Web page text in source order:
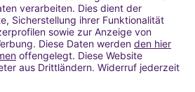
Geschäftsbedingungen
Camassia
| Alle Rechte vorbehalten